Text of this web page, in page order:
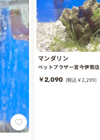
マンダリン
ペットプラザ一宮今伊勢店
￥2,090 (税込￥2,299)